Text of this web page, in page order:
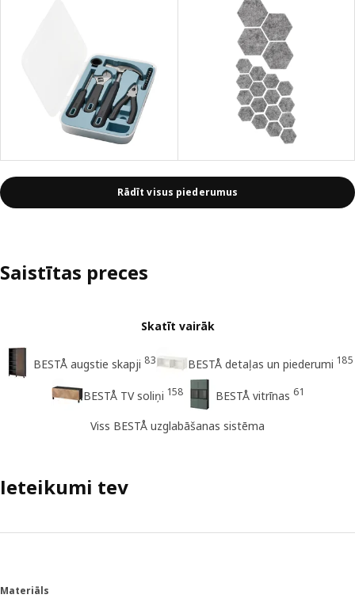
Rādīt visus piederumus
Saistītas preces
Skatīt vairāk
BESTÅ augstie skapji 83 BESTÅ detaļas un piederumi 185
BESTÅ TV soliņi 158 BESTÅ vitrīnas 61
Viss BESTÅ uzglabāšanas sistēma
Ieteikumi tev
Materiāls